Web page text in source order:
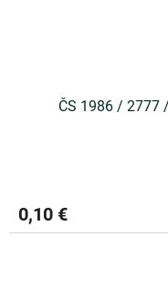
ČS 1986 / 2777
0,10 €